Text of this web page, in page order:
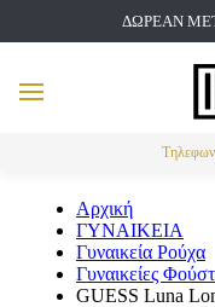
ΔΩΡΕΑΝ
MENU
Αρχική
ΓΥΝΑΙΚΕΙΑ
Γυναικεία Ρούχα
Γυναικείες
GUESS Luna